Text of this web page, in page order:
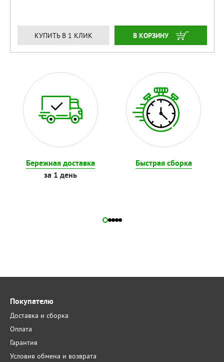
КУПИТЬ В 1 КЛИК ЗАКАЗАТЬ
Бережная доставка
за 1 день
Быстрая сборка
Покупателю
Доставка и сборка
Оплата
Гарантия
Условия обмена и возврата